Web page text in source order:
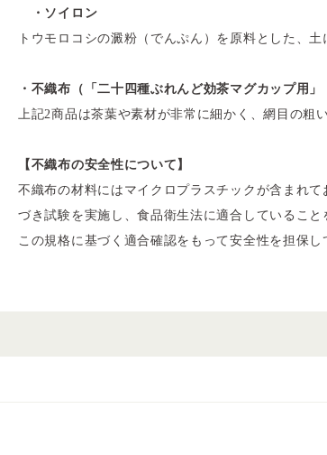
・ソイロン
トウモロコシの澱粉（でんぷん）を原料とした、
・不織布（「二十四種ぶれんど効茶マグカップ用
上記2商品は茶葉や素材が非常に細かく、網目の粗
【不織布の安全性について】
不織布の材料にはマイクロプラスチックが含まれ
づき試験を実施し、食品衛生法に適合していること
この規格に基づく適合確認をもって安全性を担保